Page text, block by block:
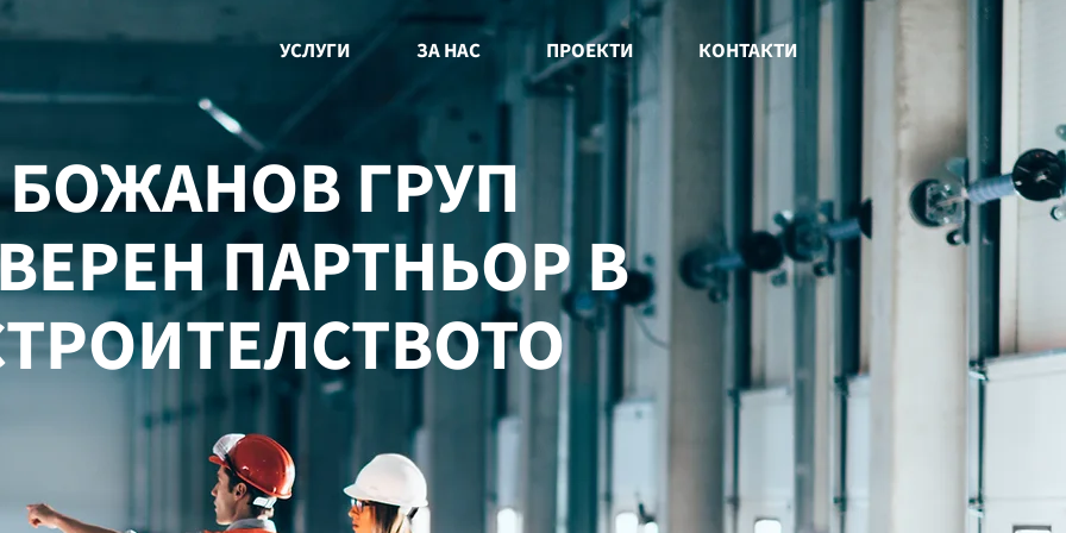
УСЛУГИ ЗА НАС ПРОЕКТИ КОНТАКТИ
БОЖАНОВ ГРУП
ПАРТНЬОР В